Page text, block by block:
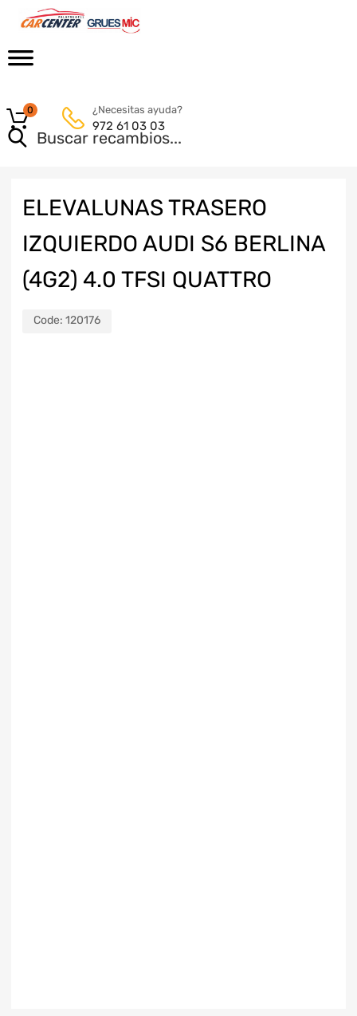
¿Necesitas ayuda?
972 61 03 03
0
ELEVALUNAS TRASERO
IZQUIERDO AUDI S6 BERLINA
(4G2) 4.0 TFSI QUATTRO
Code: 120176